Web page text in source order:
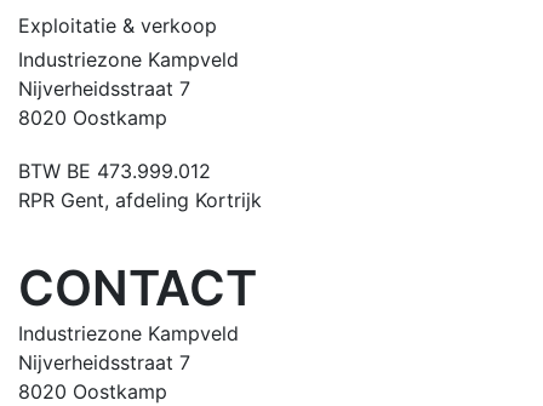
Exploitatie & verkoop
Industriezone Kampveld
Nijverheidsstraat 7
8020 Oostkamp
BTW BE 473.999.012
RPR Gent, afdeling Kortrijk
CONTACT
Industriezone Kampveld
Nijverheidsstraat 7
8020 Oostkamp